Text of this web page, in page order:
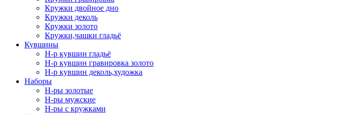
Кружки двойное дно
Кружки деколь
Кружки золото
Кружки,чашки гладьё
Кувшины
Н-р кувшин гладьё
Н-р кувшин гравировка золото
Н-р кувшин деколь,художка
Наборы
Н-ры золотые
Н-ры мужские
Н-ры с кружками